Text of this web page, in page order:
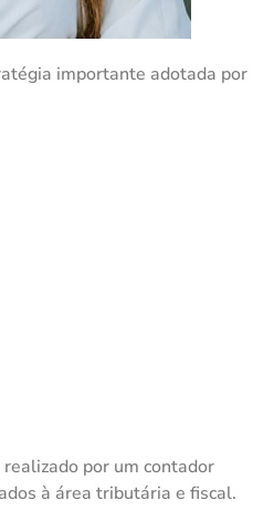
importante adotada por
por um contador
à área tributária e fiscal.